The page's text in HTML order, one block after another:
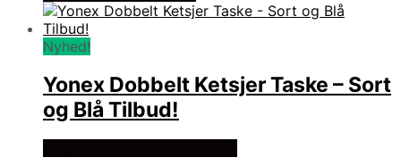
Nyhed!
Yonex Dobbelt Ketsjer Taske – Sort
og Blå Tilbud!